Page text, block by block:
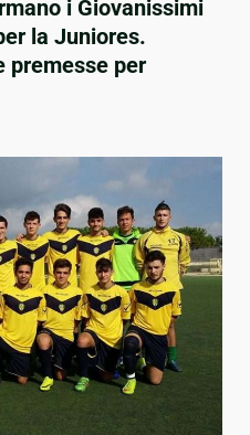
i Giovanissimi
la Juniores.
premesse per